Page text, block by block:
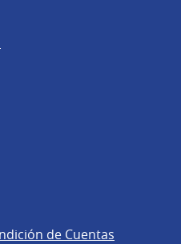
de Cuentas